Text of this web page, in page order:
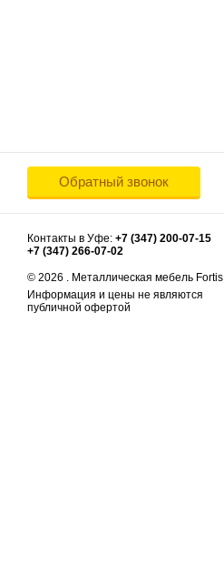
Обратный звонок
Контакты в Уфе: +7 (347) 200-07-15
+7 (347) 266-07-02
© 2026 . Металлическая мебель Fortis
Информация и цены не являются
публичной офертой